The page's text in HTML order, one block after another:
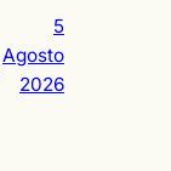
5
Agosto
2026